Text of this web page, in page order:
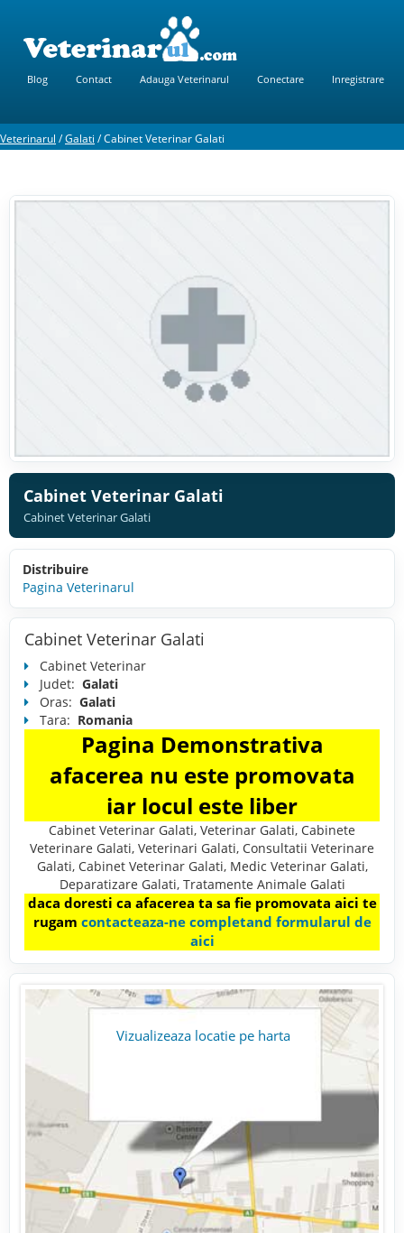
Blog Contact Adauga Veterinarul Conectare Inregistrare
Veterinarul /Galati /Cabinet Veterinar Galati
Cabinet Veterinar Galati
Cabinet Veterinar Galati
Distribuire
Pagina Veterinarul
Cabinet Veterinar Galati
Cabinet Veterinar
Judet: Galati
Oras: Galati
Tara: Romania
Pagina Demonstrativa
afacerea nu este promovata
iar locul este liber
Cabinet Veterinar Galati, Veterinar Galati, Cabinete
Veterinare Galati, Veterinari Galati, Consultatii Veterinare
Galati, Cabinet Veterinar Galati, Medic Veterinar Galati,
Deparatizare Galati, Tratamente Animale Galati
daca doresti ca afacerea ta sa fie promovata aici te
rugam contacteaza-ne completand formularul de
aici
Vizualizeaza locatie pe harta